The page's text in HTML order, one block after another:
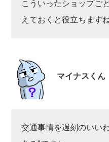
こういったショップご
えておくと役立ちますね
マイナスくん
交通事情を遅刻のいい